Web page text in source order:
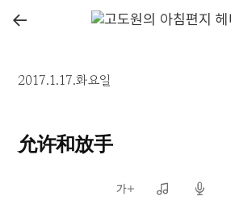
←
2017.1.17.화요일
允许和放手